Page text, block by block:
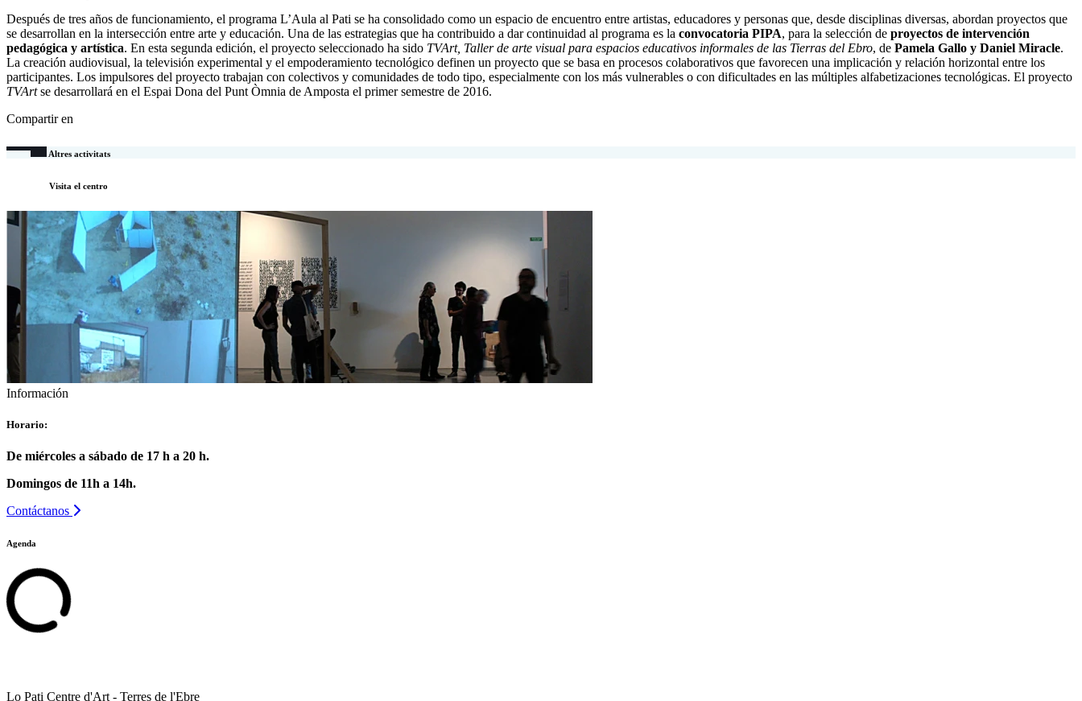
Después de tres años de funcionamiento, el programa L’Aula al Pati se ha consolidado como un espacio de encuentro entre artistas, educadores y personas que, desde disciplinas diversas, abordan proyectos que
se desarrollan en la intersección entre arte y educación. Una de las estrategias que ha contribuido a dar continuidad al programa es la convocatoria PIPA, para la selección de proyectos de intervención
pedagógica y artística. En esta segunda edición, el proyecto seleccionado ha sido TVArt, Taller de arte visual para espacios educativos informales de las Tierras del Ebro, de Pamela Gallo y Daniel Miracle.
La creación audiovisual, la televisión experimental y el empoderamiento tecnológico definen un proyecto que se basa en procesos colaborativos que favorecen una implicación y relación horizontal entre los
participantes. Los impulsores del proyecto trabajan con colectivos y comunidades de todo tipo, especialmente con los más vulnerables o con dificultades en las múltiples alfabetizaciones tecnológicas. El proyecto
TVArtse desarrollará en el Espai Dona del Punt Òmnia de Amposta el primer semestre de 2016.
Compartir en
Altres activitats
Visita el centro
Información
Horario:
De miércoles a sábado de 17 h a 20 h.
Domingos de 11h a 14h.
Contáctanos
Agenda
Lo Pati Centre d'Art - Terres de l'Ebre